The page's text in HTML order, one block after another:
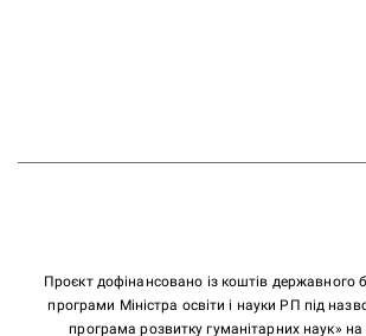
Проєкт дофінансовано із коштів
програми Міністра освіти і науки РП під
програма розвитку гуманітарних наук»